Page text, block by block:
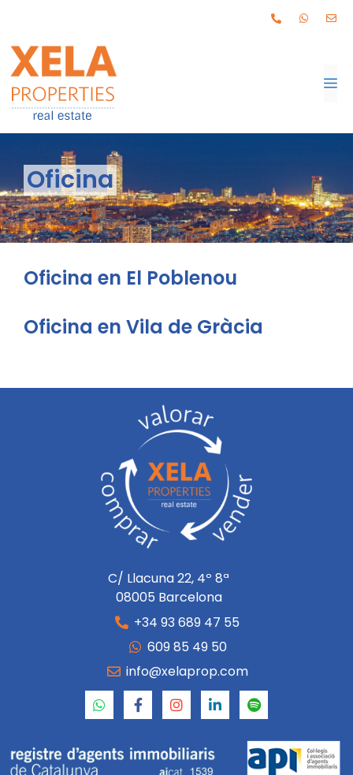
Oficina
Oficina en El Poblenou
Oficina en Vila de Gràcia
C/ Llacuna 22, 4º 8ª
08005 Barcelona
+34 93 689 47 55
609 85 49 50
info@xelaprop.com